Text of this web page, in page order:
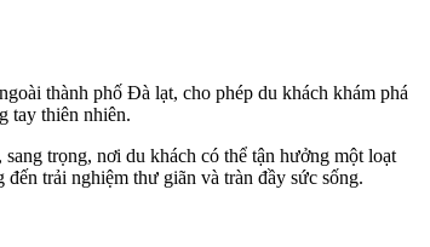
thành phố Đà lạt, cho phép du khách khám phá
tay thiên nhiên.
trọng, nơi du khách có thể tận hưởng một loạt
trải nghiệm thư giãn và tràn đầy sức sống.